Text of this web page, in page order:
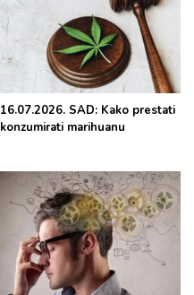
16.07.2026. SAD: Kako prestati
konzumirati marihuanu